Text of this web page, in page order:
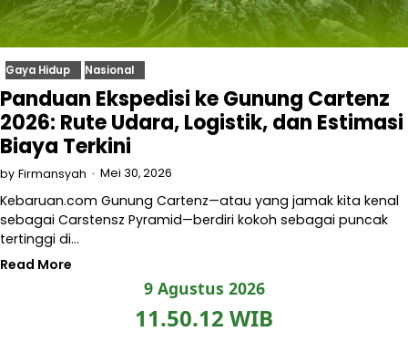
Gaya Hidup Nasional
Panduan Ekspedisi ke Gunung Cartenz
2026: Rute Udara, Logistik, dan Estimasi
Biaya Terkini
by Firmansyah Mei 30, 2026
Kebaruan.com Gunung Cartenz—atau yang jamak kita kenal
sebagai Carstensz Pyramid—berdiri kokoh sebagai puncak
tertinggi di…
Read More
9 Agustus 2026
11.50.12 WIB